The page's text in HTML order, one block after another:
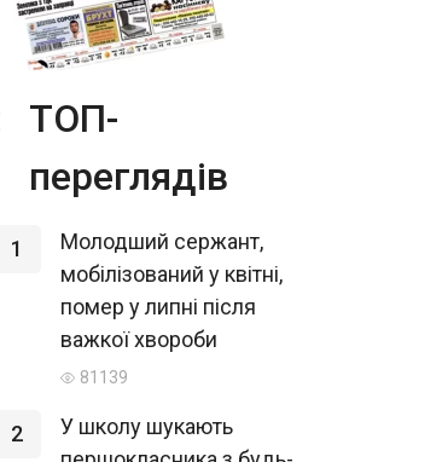
ТОП-
переглядів
1
Молодший сержант,
мобілізований у квітні,
помер у липні після
важкої хвороби
81139
2
У школу шукають